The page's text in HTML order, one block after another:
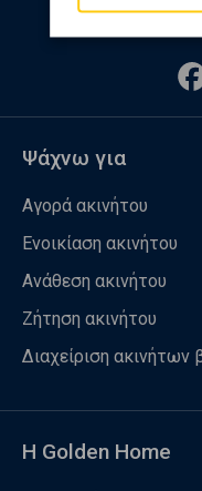
Ψάχνω για
Αγορά ακινήτου
Ενοικίαση ακινήτου
Ανάθεση ακινήτου
Ζήτηση ακινήτου
Διαχείριση
Η Golden Home